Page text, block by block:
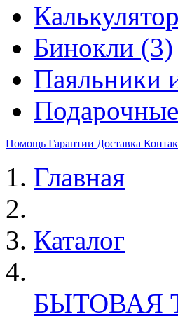
Бинокли (3)
Паяльники
Помощь Гарантии Доставка
Главная
Каталог
БЫТОВАЯ